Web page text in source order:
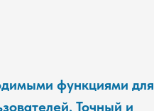
функциями для
Точный и